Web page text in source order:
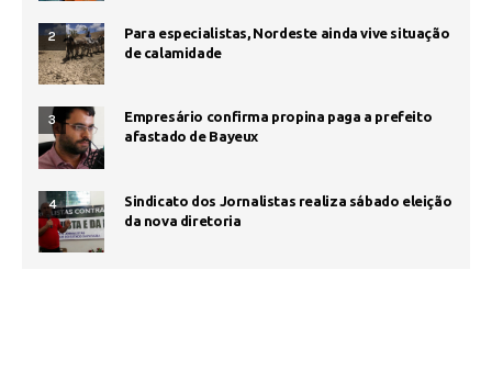
2
Para especialistas, Nordeste ainda vive situação
de calamidade
3
Empresário confirma propina paga a prefeito
afastado de Bayeux
4
Sindicato dos Jornalistas realiza sábado eleição
da nova diretoria